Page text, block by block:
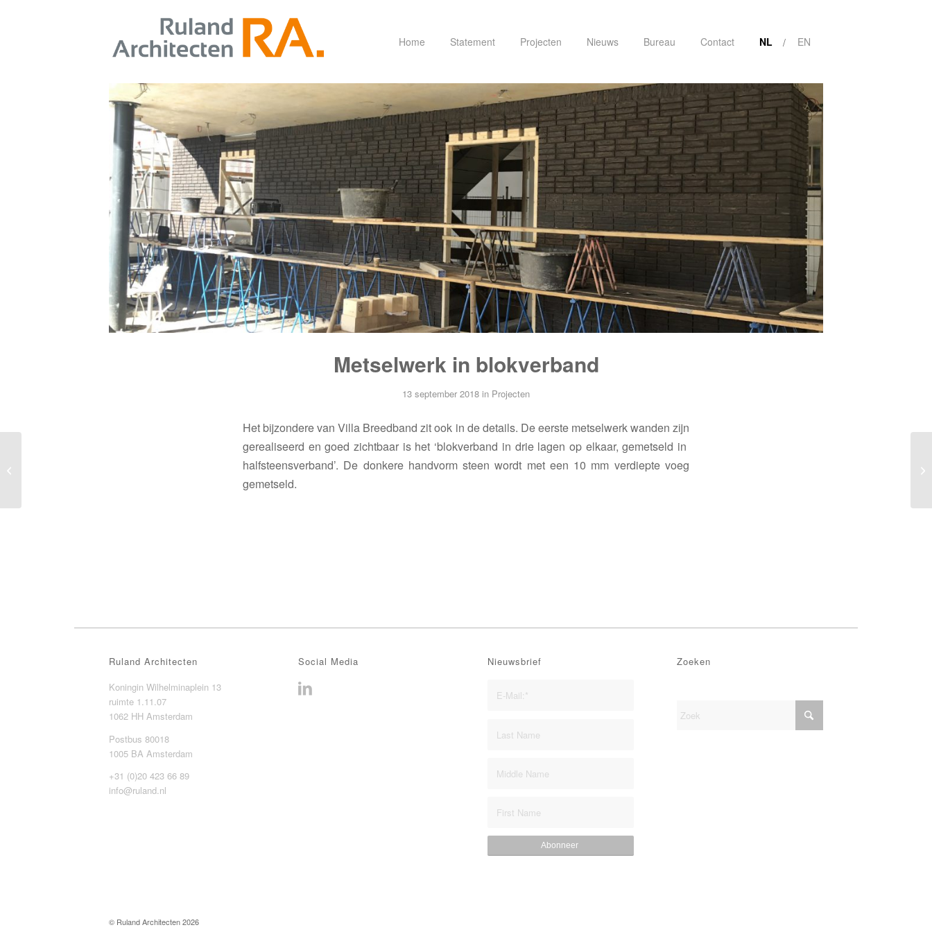
Home Statement Projecten Nieuws Bureau Contact NL EN
Metselwerk in blokverband
13 september 2018 in Projecten
Het bijzondere van Villa Breedband zit ook in de details. De eerste metselwerk wanden zijn
gerealiseerd en goed zichtbaar is het ‘blokverband in drie lagen op elkaar, gemetseld in
halfsteensverband’. De donkere handvorm steen wordt met een 10 mm verdiepte voeg
gemetseld.
Ruland Architecten
Koningin Wilhelminaplein 13
ruimte 1.11.07
1062 HH Amsterdam
Postbus 80018
1005 BA Amsterdam
+31 (0)20 423 66 89
info@ruland.nl
Social Media Nieuwsbrief Zoeken
© Ruland Architecten2026